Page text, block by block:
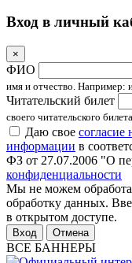
Вход в личный
×
ФИО
имя и отчество. Например:
Читательский билет
своего читательского
Даю свое согласие
информации в
ФЗ от 27.07.2006 "О
конфиденциальности
Мы не можем
обработку данных.
в открытом доступе.
Отмена
ВСЕ БАННЕРЫ